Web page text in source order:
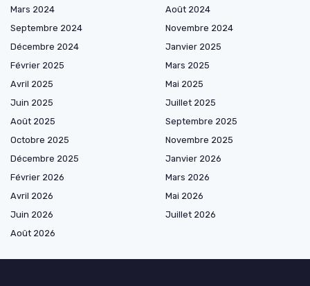
Mars 2024
Août 2024
Septembre 2024
Novembre 2024
Décembre 2024
Janvier 2025
Février 2025
Mars 2025
Avril 2025
Mai 2025
Juin 2025
Juillet 2025
Août 2025
Septembre 2025
Octobre 2025
Novembre 2025
Décembre 2025
Janvier 2026
Février 2026
Mars 2026
Avril 2026
Mai 2026
Juin 2026
Juillet 2026
Août 2026